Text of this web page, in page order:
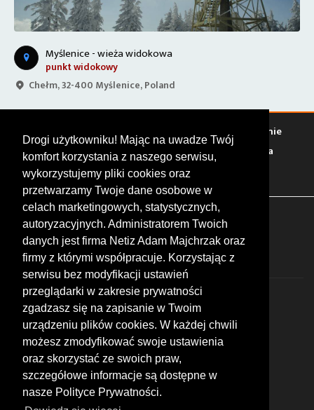
Drogi użytkowniku! Mając na uwadze Twój
komfort korzystania z naszego serwisu,
wykorzystujemy pliki cookies oraz
przetwarzamy Twoje dane osobowe w
celach marketingowych, statystycznych,
autoryzacyjnych. Administratorem Twoich
danych jest firma Netiz Adam Majchrzak oraz
firmy z którymi współpracuje. Korzystając z
serwisu bez modyfikacji ustawień
przeglądarki w zakresie prywatności
zgadzasz się na zapisanie w Twoim
urządzeniu plików cookies. W każdej chwili
możesz zmodyfikować swoje ustawienia
oraz skorzystać ze swoich praw,
szczegółowe informacje są dostępne w
nasze Polityce Prywatności.
Myślenice - wieża widokowa
punkt widokowy
Chełm, 32-400 Myślenice, Poland
Warto zobaczyć Serwisy Stacje paliw
Jedzenie
Bary Zakwaterowanie Tory Zloty Rajdy
Spotkania
Targi Giełdy Szkolenia
FOLLOW US
© 2026 by MotoWhizzer.com
All rights reserved.
KONTAKT
ul. Chopina 16, I piętro